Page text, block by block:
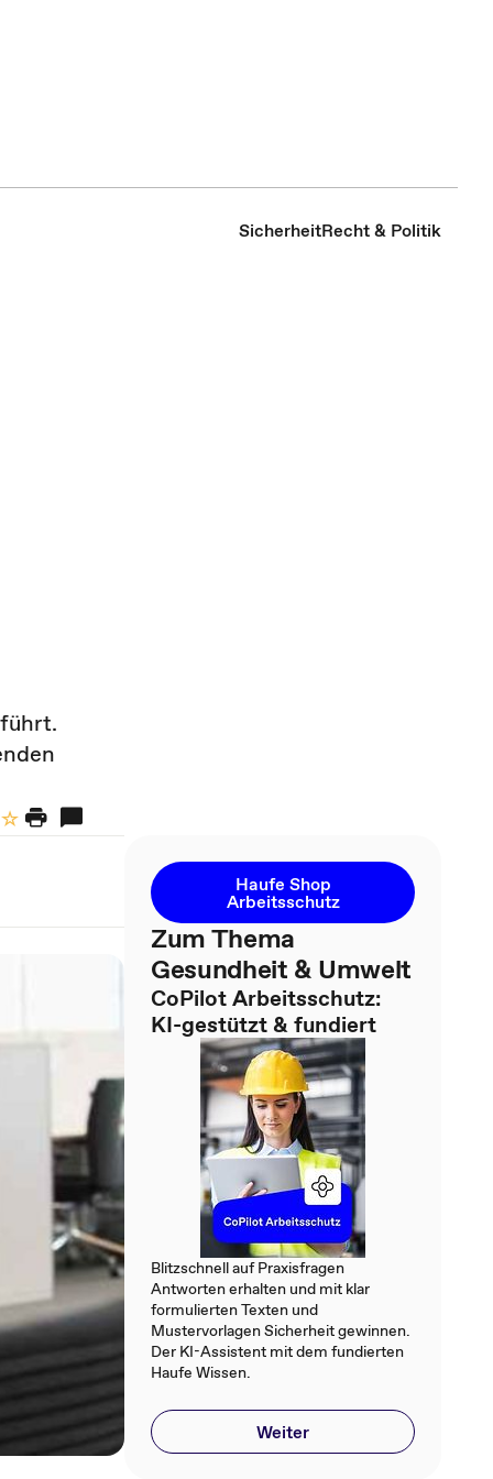
SicherheitRecht & Politik
Haufe Shop
Arbeitsschutz
Zum Thema
Gesundheit & Umwelt
CoPilot Arbeitsschutz:
KI-gestützt & fundiert
Blitzschnell auf Praxisfragen
Antworten erhalten und mit klar
formulierten Texten und
Mustervorlagen Sicherheit gewinnen.
Der KI-Assistent mit dem fundierten
Haufe Wissen.
Weiter